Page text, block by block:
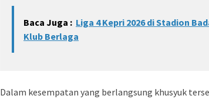
Baca Juga : Liga 4 Kepri 2026 di Stadion
Klub Berlaga
Dalam kesempatan yang berlangsung khusyuk